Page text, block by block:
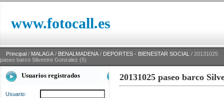
www.fotocall.es
Principal / MALAGA / BENALMADENA / DEPORTES - BIENESTAR SOCIAL / 20131025
paseo barco Silvestre Gonzalez (5)
Usuarios registrados
Usuario:
20131025 paseo barco